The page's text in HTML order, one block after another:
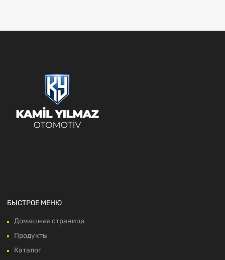
БЫСТРОЕ МЕНЮ
Домашняя страница
Продукты
Каталог